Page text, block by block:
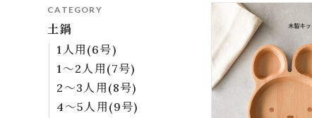
CATEGORY
土鍋
1人用(6号)
1～2人用(7号)
2～3人用(8号)
4～5人用(9号)